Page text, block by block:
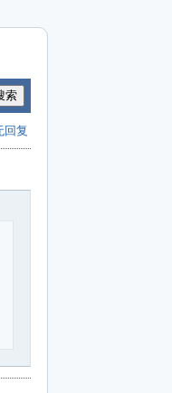
索
回复